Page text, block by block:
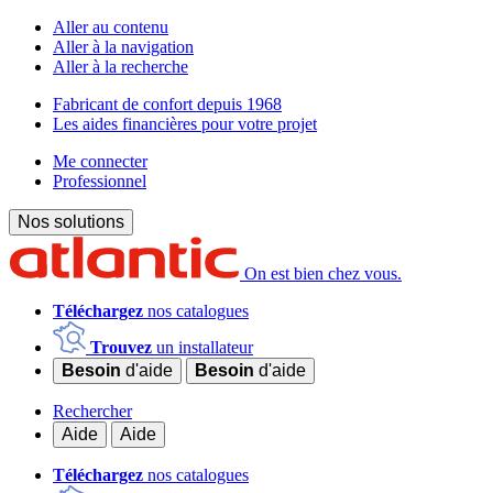
Aller au contenu
Aller à la navigation
Aller à la recherche
Fabricant de confort depuis 1968
Les aides financières pour votre projet
Me connecter
Professionnel
Nos solutions
On est bien chez vous.
Téléchargez nos catalogues
Trouvez un installateur
Besoin d'aide Besoin d'aide
Rechercher
Aide
Aide
Téléchargez nos catalogues